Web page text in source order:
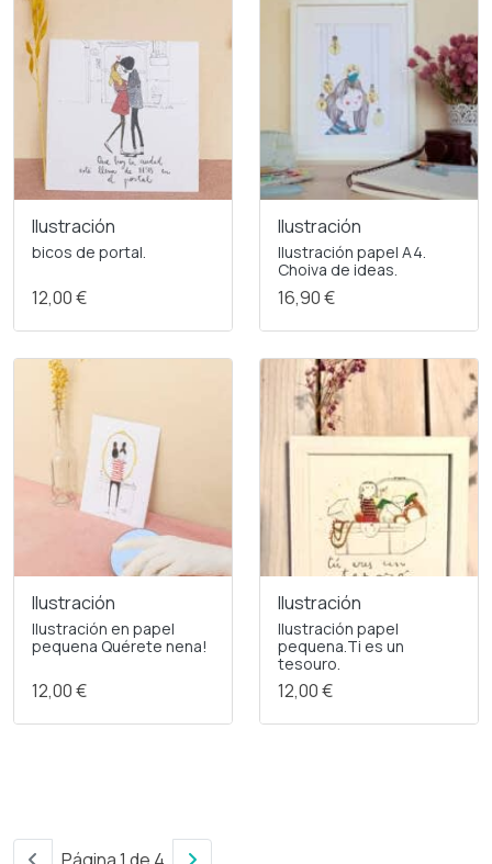
Ilustración
bicos de portal.
12,00 €
Ilustración
Ilustración papel A4.
Choiva de ideas.
16,90 €
Ilustración
Ilustración en papel
pequena Quérete nena!
12,00 €
Ilustración
Ilustración papel
pequena.Ti es un
tesouro.
12,00 €